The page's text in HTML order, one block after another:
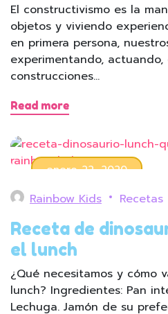
El constructivismo es la
objetos y viviendo
en primera persona,
experimentando,
construcciones…
Read more
enero 22, 2020
Rainbow Kids Recetas
Receta de
el lunch
¿Qué necesitamos y cómo
lunch? Ingredientes: Pan
Lechuga. Jamón de su